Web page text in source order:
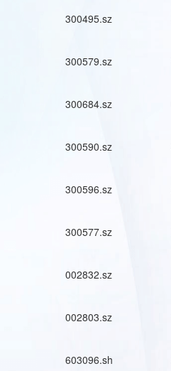
300495.sz
300579.sz
300684.sz
300590.sz
300596.sz
300577.sz
002832.sz
002803.sz
603096.sh